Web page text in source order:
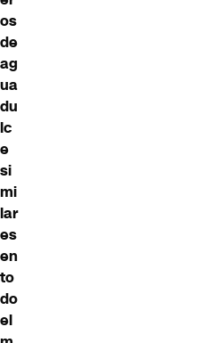
os
de
ag
ua
du
lc
e
si
mi
lar
es
en
to
do
el